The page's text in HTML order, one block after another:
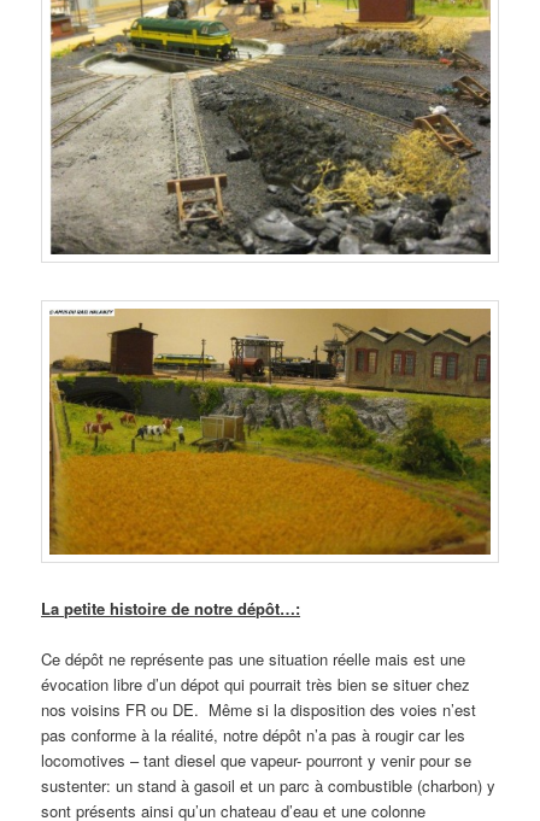
La petite histoire de notre dépôt…:
Ce dépôt ne représente pas une situation réelle mais est une
évocation libre d’un dépot qui pourrait très bien se situer chez
nos voisins FR ou DE. Même si la disposition des voies n’est
pas conforme à la réalité, notre dépôt n’a pas à rougir car les
locomotives – tant diesel que vapeur- pourront y venir pour se
sustenter: un stand à gasoil et un parc à combustible (charbon) y
sont présents ainsi qu’un chateau d’eau et une colonne